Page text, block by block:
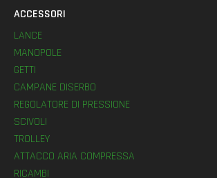
ACCESSORI
LANCE
MANOPOLE
GETTI
CAMPANE DISERBO
REGOLATORE DI PRESSIONE
SCIVOLI
TROLLEY
ATTACCO ARIA COMPRESSA
RICAMBI